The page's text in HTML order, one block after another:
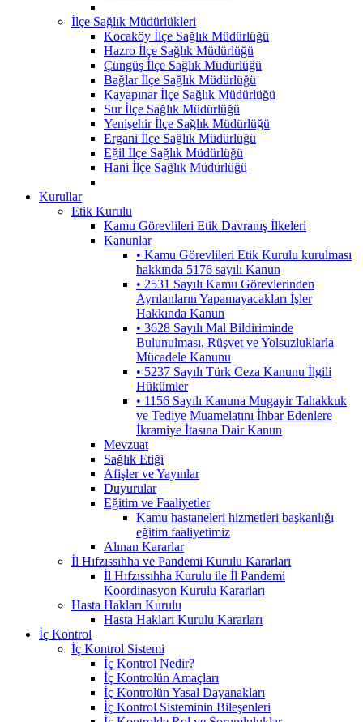
İlçe Sağlık Müdürlükleri
Kocaköy İlçe Sağlık Müdürlüğü
Hazro İlçe Sağlık Müdürlüğü
Çüngüş İlçe Sağlık Müdürlüğü
Bağlar İlçe Sağlık Müdürlüğü
Kayapınar İlçe Sağlık Müdürlüğü
Sur İlçe Sağlık Müdürlüğü
Yenişehir İlçe Sağlık Müdürlüğü
Ergani İlçe Sağlık Müdürlüğü
Eğil İlçe Sağlık Müdürlüğü
Hani İlçe Sağlık Müdürlüğü
Kurullar
Etik Kurulu
Kamu Görevlileri Etik Davranış İlkeleri
Kanunlar
• Kamu Görevlileri Etik Kurulu kurulması
hakkında 5176 sayılı Kanun
• 2531 Sayılı Kamu Görevlerinden
Ayrılanların Yapamayacakları İşler
Hakkında Kanun
• 3628 Sayılı Mal Bildiriminde
Bulunulması, Rüşvet ve Yolsuzluklarla
Mücadele Kanunu
• 5237 Sayılı Türk Ceza Kanunu İlgili
Hükümler
• 1156 Sayılı Kanuna Mugayir Tahakkuk
ve Tediye Muamelatını İhbar Edenlere
İkramiye İtasına Dair Kanun
Mevzuat
Sağlık Etiği
Afişler ve Yayınlar
Duyurular
Eğitim ve Faaliyetler
Kamu hastaneleri hizmetleri başkanlığı
eğitim faaliyetimiz
Alınan Kararlar
İl Hıfzıssıhha ve Pandemi Kurulu Kararları
İl Hıfzıssıhha Kurulu ile İl Pandemi
Koordinasyon Kurulu Kararları
Hasta Hakları Kurulu
Hasta Hakları Kurulu Kararları
İç Kontrol
İç Kontrol Sistemi
İç Kontrol Nedir?
İç Kontrolün Amaçları
İç Kontrolün Yasal Dayanakları
İç Kontrol Sisteminin Bileşenleri